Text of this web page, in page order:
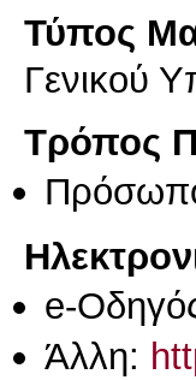
Τύπος
Γενικού
Τρόπος
e-
Άλλη: